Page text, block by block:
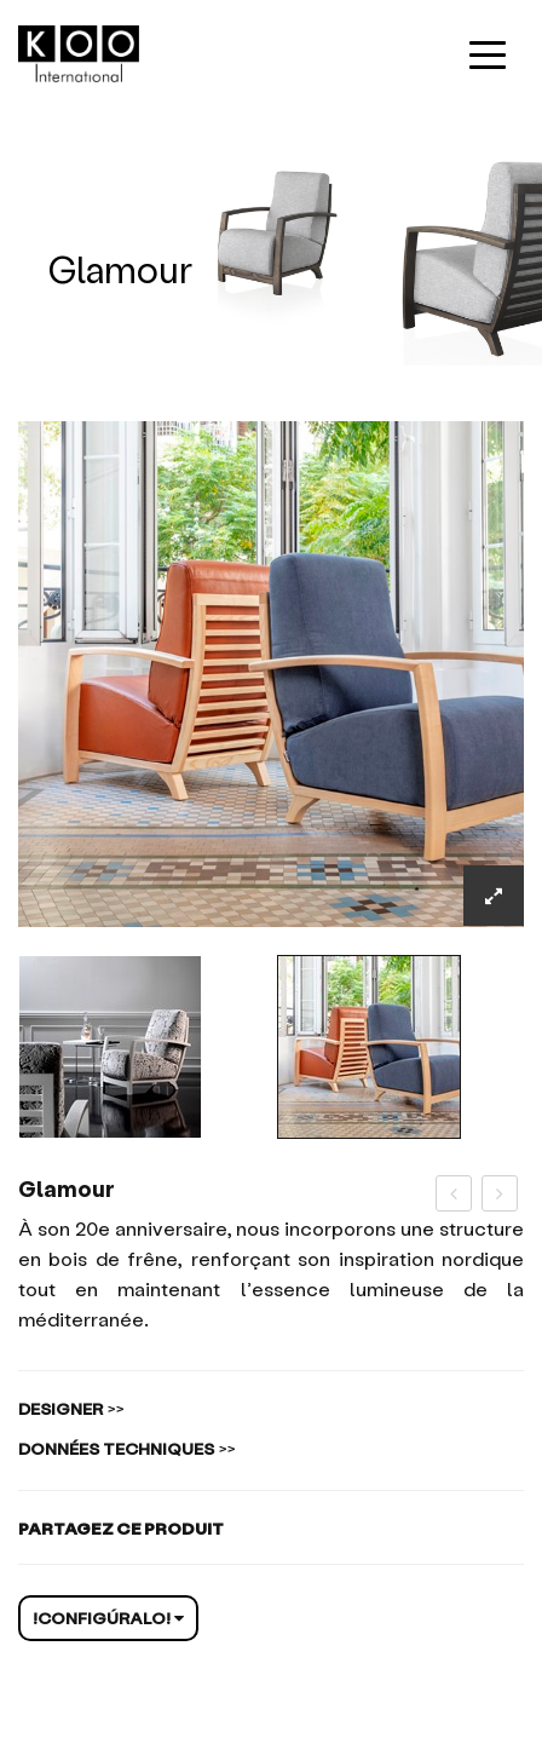
Glamour
Glamour
À son 20e anniversaire, nous incorporons une structure
en bois de frêne, renforçant son inspiration nordique
tout en maintenant l’essence lumineuse de la
méditerranée.
DESIGNER>>
DONNÉES TECHNIQUES>>
PARTAGEZ CE PRODUIT
!CONFIGÚRALO!